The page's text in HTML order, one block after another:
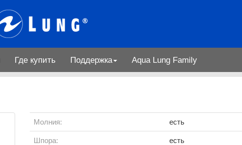
Где купить Поддержка Aqua Lung Family
Молния: есть
Шпора: есть